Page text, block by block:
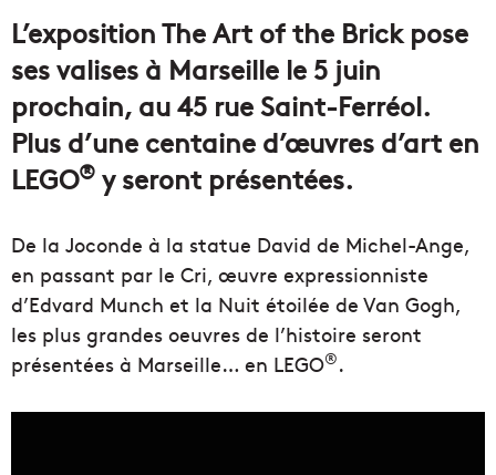
L’exposition The Art of the Brick pose
ses valises à Marseille le 5 juin
prochain, au 45 rue Saint-Ferréol.
Plus d’une centaine d’œuvres d’art en
LEGO® y seront présentées.
De la Joconde à la statue David de Michel-Ange,
en passant par le Cri, œuvre expressionniste
d’Edvard Munch et la Nuit étoilée de Van Gogh,
les plus grandes oeuvres de l’histoire seront
présentées à Marseille… en LEGO®.